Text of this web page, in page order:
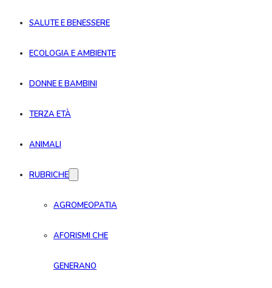
SALUTE E BENESSERE
ECOLOGIA E AMBIENTE
DONNE E BAMBINI
TERZA ETÀ
ANIMALI
RUBRICHE
AGROMEOPATIA
AFORISMI CHE
GENERANO